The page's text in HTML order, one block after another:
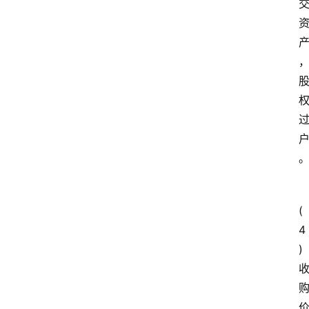
交
资
产
，
股
权
过
户
。
(
4
)
收
购